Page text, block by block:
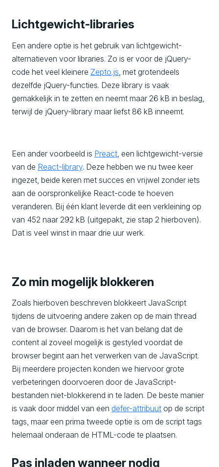
Lichtgewicht-libraries
Een andere optie is het gebruik van lichtgewicht-
alternatieven voor libraries. Zo is er voor de jQuery-
code het veel kleinere Zepto.js , met grotendeels
dezelfde jQuery-functies. Deze library is vaak
gemakkelijk in te zetten en neemt maar 26 kB in beslag,
terwijl de jQuery-library maar liefst 86 kB inneemt.
Een ander voorbeeld is Preact , een lichtgewicht-versie
van de React-library. Deze hebben we nu twee keer
ingezet, beide keren met succes en vrijwel zonder iets
aan de oorspronkelijke React-code te hoeven
veranderen. Bij één klant leverde dit een verkleining op
van 452 naar 292 kB (uitgepakt, zie stap 2 hierboven).
Dat is veel winst in maar drie uur werk.
Zo min mogelijk blokkeren
Zoals hierboven beschreven blokkeert JavaScript
tijdens de uitvoering andere zaken op de main thread
van de browser. Daarom is het van belang dat de
content al zoveel mogelijk is gestyled voordat de
browser begint aan het verwerken van de JavaScript.
Bij meerdere projecten konden we hiervoor grote
verbeteringen doorvoeren door de JavaScript-
bestanden niet-blokkerend in te laden. De beste manier
is vaak door middel van een defer-attribuut op de script
tags, maar een prima tweede optie is om de script tags
helemaal onderaan de HTML-code te plaatsen.
Pas inladen wanneer nodig